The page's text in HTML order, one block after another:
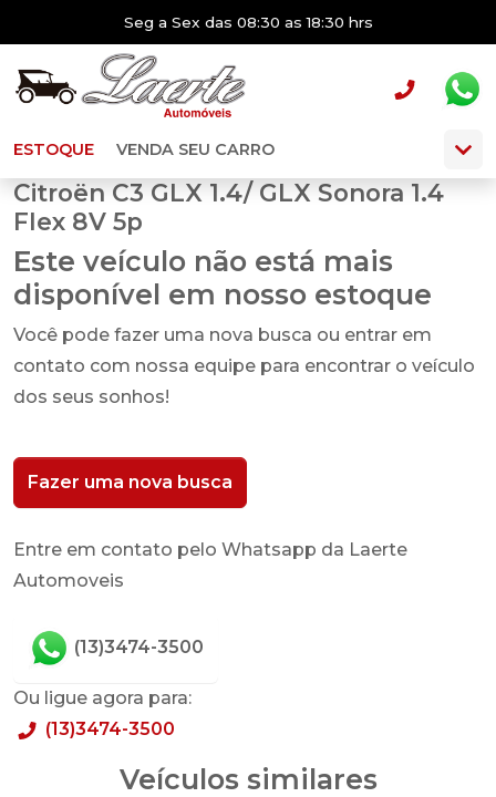
Seg a Sex das 08:30 as 18:30 hrs
ESTOQUE VENDA SEU CARRO
Citroën C3 GLX 1.4/ GLX Sonora 1.4
Flex 8V 5p
Este veículo não está mais
disponível em nosso estoque
Você pode fazer uma nova busca ou entrar em
contato com nossa equipe para encontrar o veículo
dos seus sonhos!
Fazer uma nova busca
Entre em contato pelo Whatsapp da Laerte
Automoveis
(13)3474-3500
Ou ligue agora para:
(13)3474-3500
Veículos similares